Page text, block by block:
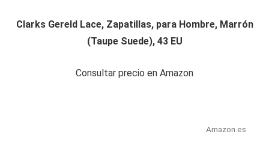
Clarks Gereld Lace, Zapatillas, para Hombre, Marrón
(Taupe Suede), 43 EU
Consultar precio en Amazon
Amazon.es